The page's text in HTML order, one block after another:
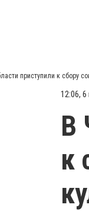
приступили к сбору
12:06, 6
В
к